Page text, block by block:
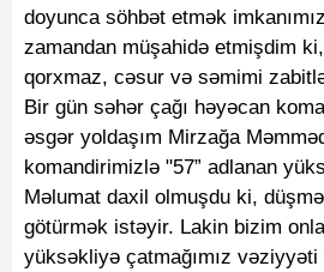
doyunca söhbət etmək
zamandan müşahidə etmişdim
qorxmaz, cəsur və səmimi
Bir gün səhər çağı həyəcan
əsgər yoldaşım Mirzağa
komandirimizlə "57” adlanan
Məlumat daxil olmuşdu ki,
götürmək istəyir. Lakin bizim
yüksəkliyə çatmağımız